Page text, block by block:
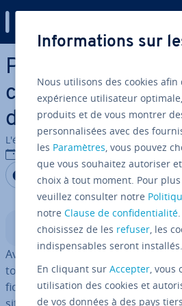
Aller au contenu principal
Palworld Server :
créer et héberger
du jeu Palworld ?
L'équipe édi­to­riale IONOS
26/02/2024
Partager sur Facebook
Partager sur
Partager sur
Sommaire
Avec un serveur Palworld dédié,
total sur le monde du jeu, la
fi­ca­tions. Dès que vous avez le
Informations sur
Nous utilisons des cookies
expérience utilisateur
produits et de vous montrer
personnalisées avec des
les Paramètres, vous pouvez
que vous souhaitez autoriser
choix à tout moment. Pour
veuillez consulter notre
notreClause de confidentialité
choisissez de les refuser, les
indispensables seront installés.
En cliquant surAccepter, vous
utilisation des cookies et
de vos données à des pays